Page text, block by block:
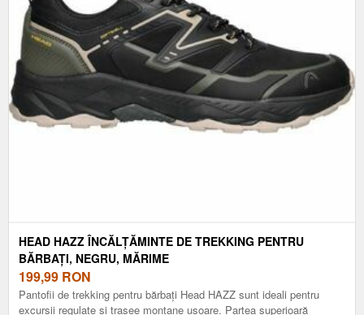
HEAD HAZZ ÎNCĂLȚĂMINTE DE TREKKING PENTRU
BĂRBAȚI, NEGRU, MĂRIME
199,99 RON
Pantofii de trekking pentru bărbați Head HAZZ sunt ideali pentru
excursii regulate și trasee montane ușoare. Partea superioară